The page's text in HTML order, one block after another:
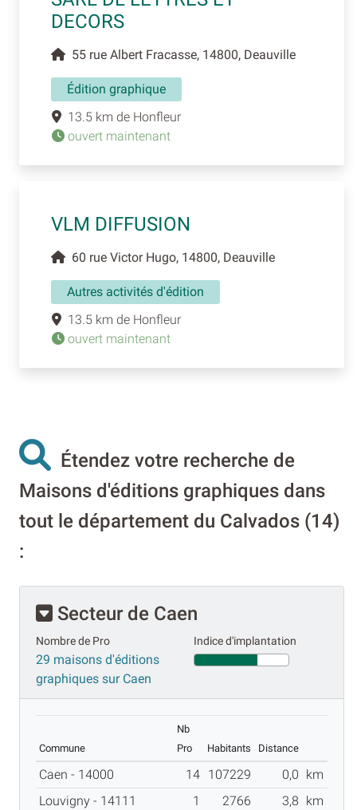
DECORS
55 rue Albert Fracasse, 14800, Deauville
Édition graphique
13.5 km de Honfleur
ouvert maintenant
VLM DIFFUSION
60 rue Victor Hugo, 14800, Deauville
Autres activités d'édition
13.5 km de Honfleur
ouvert maintenant
Étendez votre recherche de
Maisons d'éditions graphiques dans
tout le département du Calvados (14)
:
Secteur de Caen
Nombre de Pro
29 maisons d'éditions
graphiques sur Caen
Indice d'implantation
Commune
Nb
Pro
Habitants Distance
Caen - 14000 14 107229 0,0
km
Louvigny - 14111
1 2766 3,8
km